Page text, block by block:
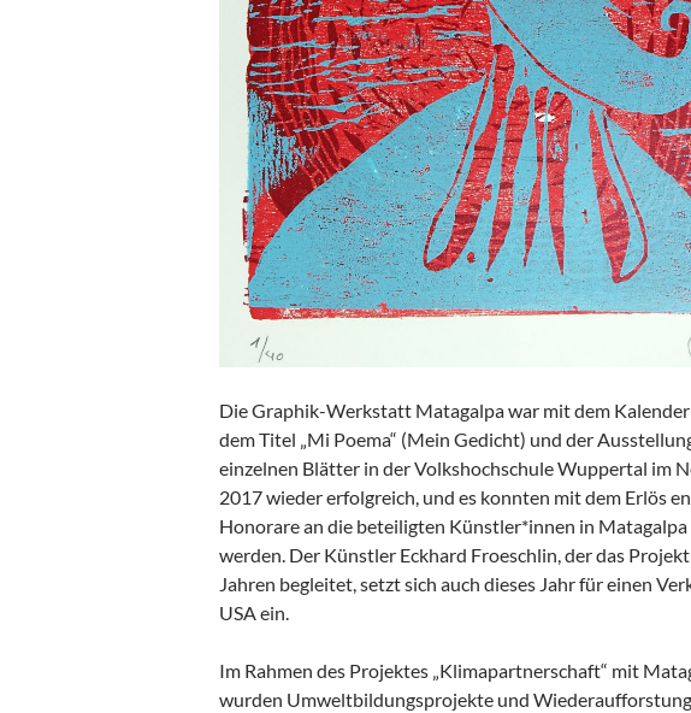
Die Graphik-Werkstatt Matagalpa war mit dem
dem Titel „Mi Poema“ (Mein Gedicht) und der
einzelnen Blätter in der Volkshochschule Wuppertal im
2017 wieder erfolgreich, und es konnten mit dem Erlös
Honorare an die beteiligten Künstler*innen in Matagalpa
werden. Der Künstler Eckhard Froeschlin, der das
Jahren begleitet, setzt sich auch dieses Jahr für einen
USA ein.
Im Rahmen des Projektes „Klimapartnerschaft“ mit
wurden Umweltbildungsprojekte und